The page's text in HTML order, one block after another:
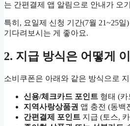
는 간편결제 앱 알림으로 안내가 오
특히, 요일제 신청 기간(7월 21~25
기다려보시는 게 좋아요.
2. 지급 방식은 어떻게
소비쿠폰은 아래와 같은 방식으로
신용/체크카드 포인트 형태 (
지역사랑상품권 앱 충전 (동백
간편결제 포인트 지급 (토스,